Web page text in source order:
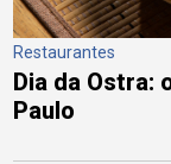
Restaurantes
Dia da Ostra:
Paulo